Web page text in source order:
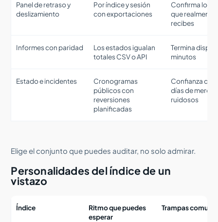
Panel de retraso y
deslizamiento
Por índice y sesión
con exportaciones
Confirma los
que realmente
recibes
Informes con paridad
Los estados igualan
totales CSV o API
Termina
minutos
Estado e incidentes
Cronogramas
públicos con
reversiones
planificadas
Confianza
días de
ruidosos
Elige el conjunto que puedes auditar, no solo admirar.
Personalidades del índice de un
vistazo
Índice
Ritmo que puedes
esperar
Trampas